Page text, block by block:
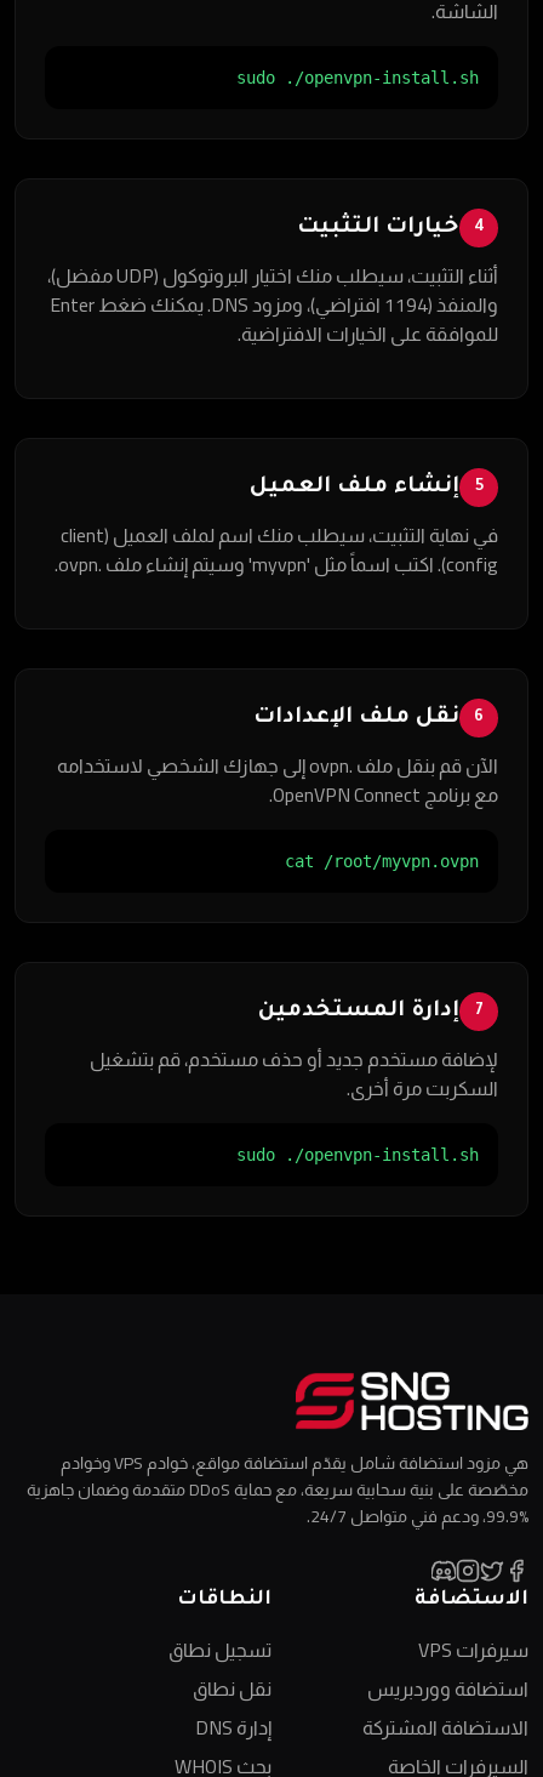
الشاشة.
sudo ./openvpn-install.sh
4 خيارات التثبيت
أثناء التثبيت، سيطلب منك اختيار البروتوكول (UDP مفضل)،
والمنفذ (1194 افتراضي)، ومزود DNS. يمكنك ضغط Enter
للموافقة على الخيارات الافتراضية.
5 إنشاء ملف العميل
في نهاية التثبيت، سيطلب منك اسم لملف العميل (client
config). اكتب اسماً مثل 'myvpn' وسيتم إنشاء ملف .ovpn.
6 نقل ملف الإعدادات
الآن قم بنقل ملف .ovpn إلى جهازك الشخصي لاستخدامه
مع برنامج OpenVPN Connect.
cat /root/myvpn.ovpn
7 إدارة المستخدمين
لإضافة مستخدم جديد أو حذف مستخدم، قم بتشغيل
السكربت مرة أخرى.
sudo ./openvpn-install.sh
هي مزود استضافة شامل يقدّم استضافة مواقع، خوادم VPS وخوادم
مخصّصة على بنية سحابية سريعة، مع حماية DDoS متقدمة وضمان جاهزية
%99.9، ودعم فني متواصل 24/7.
الاستضافة
سيرفرات VPS
استضافة ووردبريس
الاستضافة المشتركة
السيرفرات الخاصة
النطاقات
تسجيل نطاق
نقل نطاق
إدارة DNS
بحث WHOIS